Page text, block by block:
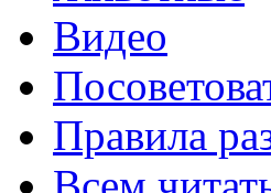
Видео
Правила